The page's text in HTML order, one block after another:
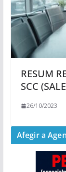
RESUM
SCC
26/10/2023
Afegir a